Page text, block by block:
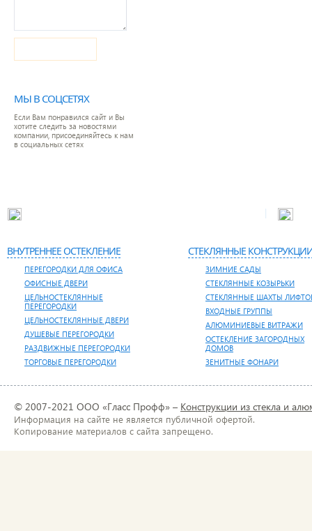
МЫ В СОЦСЕТЯХ
Если Вам понравился сайт и Вы
хотите следить за новостями
компании, присоединяйтесь к нам
в социальных сетях
|
ВНУТРЕННЕЕ ОСТЕКЛЕНИЕ
ПЕРЕГОРОДКИ ДЛЯ ОФИСА
ОФИСНЫЕ ДВЕРИ
ЦЕЛЬНОСТЕКЛЯННЫЕ
ПЕРЕГОРОДКИ
ЦЕЛЬНОСТЕКЛЯННЫЕ ДВЕРИ
ДУШЕВЫЕ ПЕРЕГОРОДКИ
РАЗДВИЖНЫЕ ПЕРЕГОРОДКИ
ТОРГОВЫЕ ПЕРЕГОРОДКИ
СТЕКЛЯННЫЕ
ЗИМНИЕ САДЫ
СТЕКЛЯННЫЕ КОЗЫРЬКИ
СТЕКЛЯННЫЕ ШАХТЫ
ВХОДНЫЕ ГРУППЫ
АЛЮМИНИЕВЫЕ ВИТРАЖИ
ОСТЕКЛЕНИЕ ЗАГОРОДНЫХ
ДОМОВ
ЗЕНИТНЫЕ ФОНАРИ
© 2007-2021 ООО «Гласс Профф» – Конструкции из стекла и
Информация на сайте не является публичной офертой.
Копирование материалов с сайта запрещено.